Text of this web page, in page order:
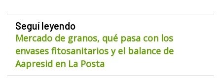
Seguí leyendo
Mercado de granos, qué pasa con los
envases fitosanitarios y el balance de
Aapresid en La Posta